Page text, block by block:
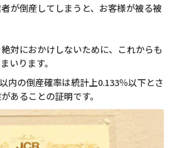
が倒産してしまうと、お客様が被る被
対におかけしないために、これからも
いります。
内の倒産確率は統計上0.133％以下とさ
あることの証明です。